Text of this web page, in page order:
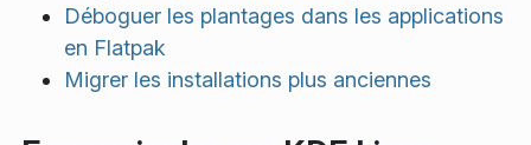
Déboguer les plantages dans les applications
en Flatpak
Migrer les installations plus anciennes